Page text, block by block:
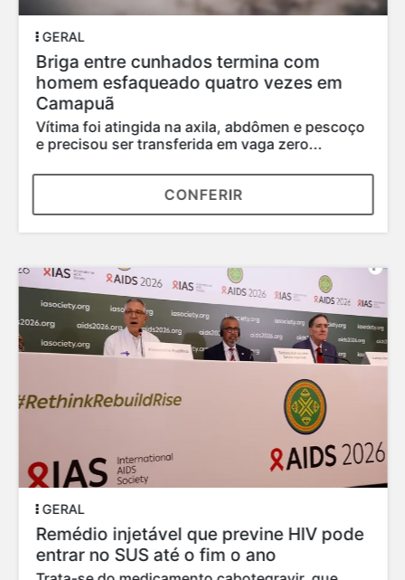
GERAL
Briga entre cunhados termina com
homem esfaqueado quatro vezes em
Camapuã
Vítima foi atingida na axila, abdômen e pescoço
e precisou ser transferida em vaga zero...
CONFERIR
GERAL
Remédio injetável que previne HIV pode
entrar no SUS até o fim o ano